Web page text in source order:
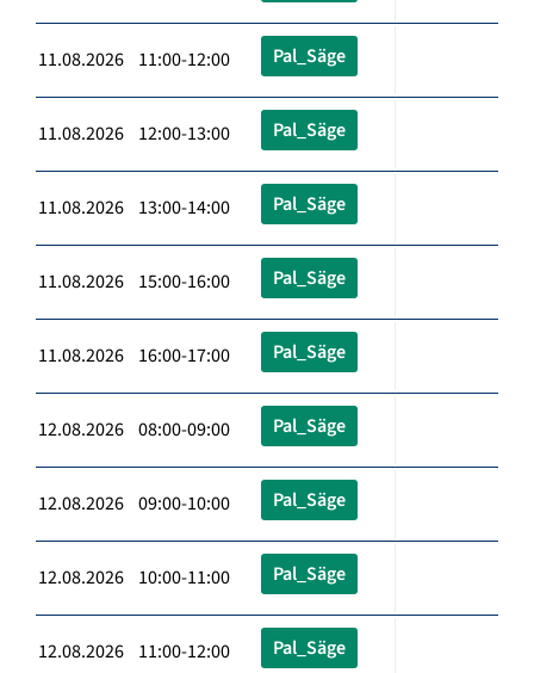
11.08.2026 11:00-12:00 Pal_Säge
11.08.2026 12:00-13:00 Pal_Säge
11.08.2026 13:00-14:00 Pal_Säge
11.08.2026 15:00-16:00 Pal_Säge
11.08.2026 16:00-17:00 Pal_Säge
12.08.2026 08:00-09:00 Pal_Säge
12.08.2026 09:00-10:00 Pal_Säge
12.08.2026 10:00-11:00 Pal_Säge
12.08.2026 11:00-12:00 Pal_Säge